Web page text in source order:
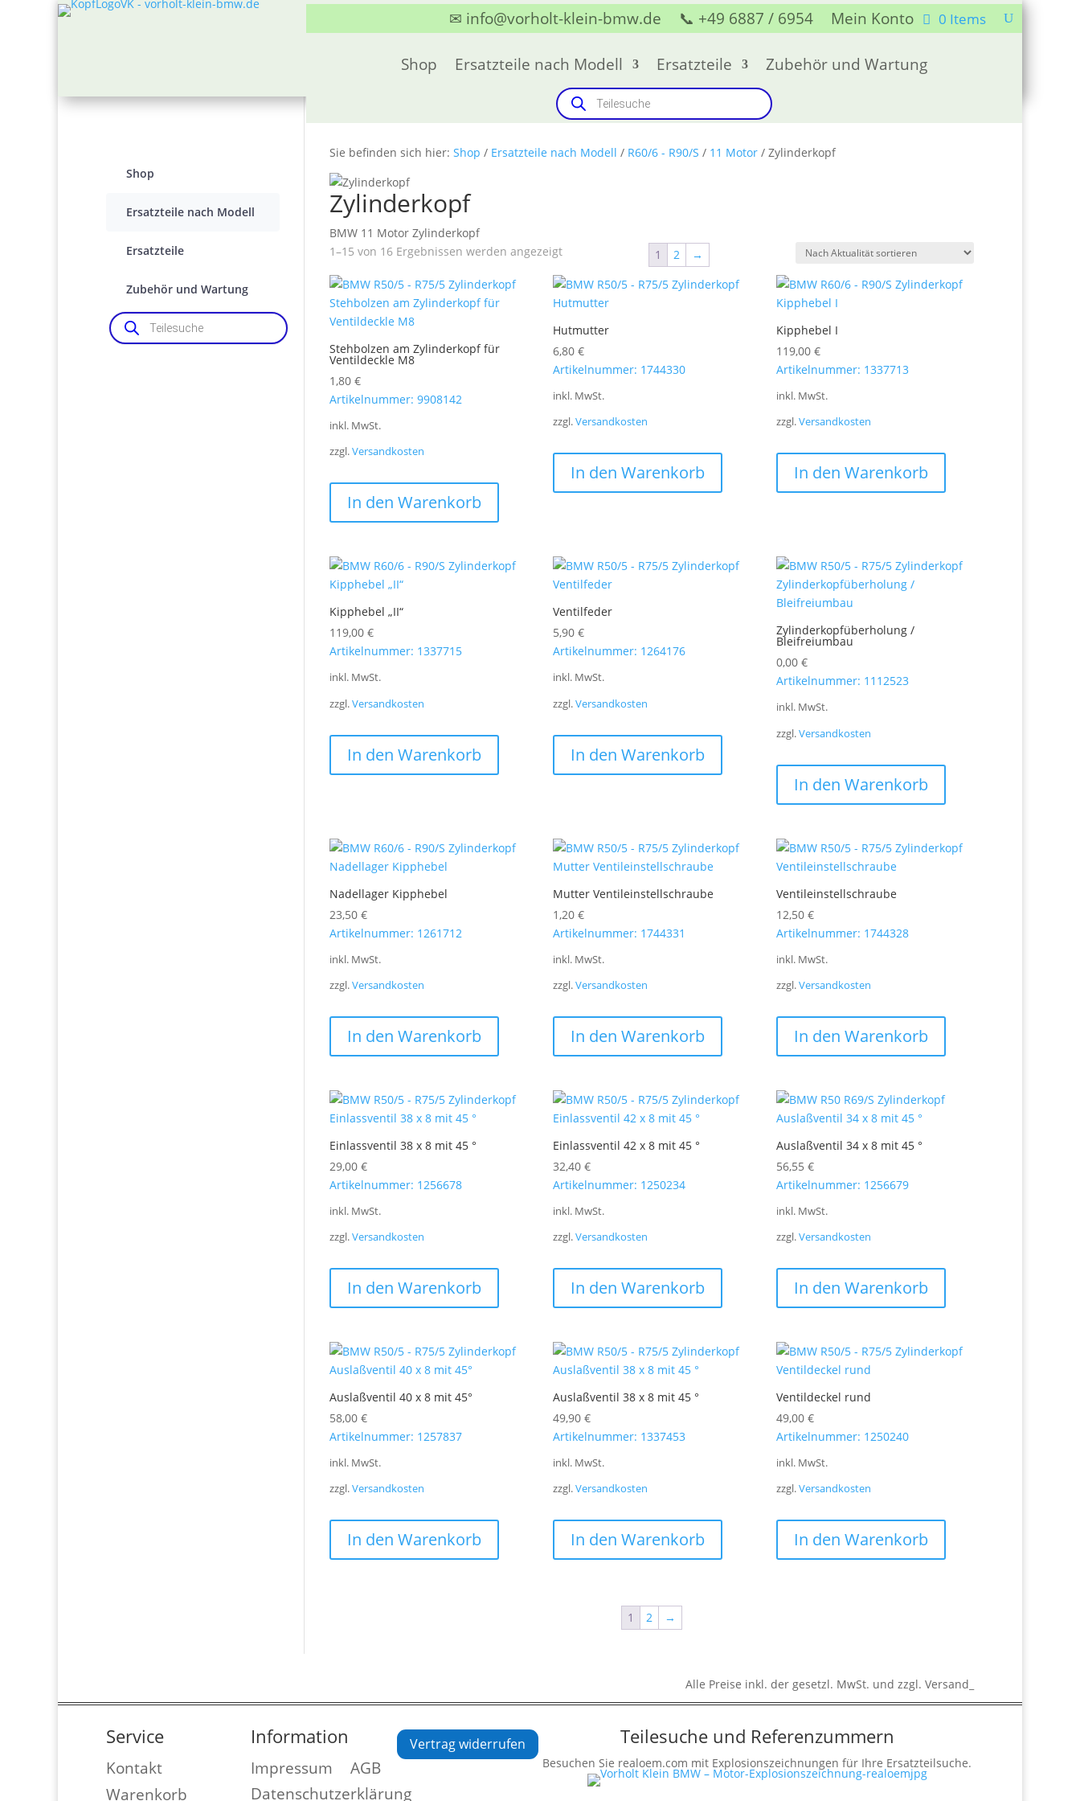
✉ info@vorholt-klein-bmw.de 📞 +49 6887 / 6954 Mein Konto 0 Items
Shop Ersatzteile nach Modell Ersatzteile Zubehör und Wartung
Products
search
Sie befinden sich hier:Shop / Ersatzteile nach Modell / R60/6 - R90/S / 11 Motor / Zylinderkopf
Zylinderkopf
BMW 11 Motor Zylinderkopf
1–15 von 16 Ergebnissen werden angezeigtNach
sortiert
1 2 →
Stehbolzen am Zylinderkopf für
Ventildeckle M8
1,80€
Artikelnummer: 9908142
inkl. MwSt.
zzgl.Versandkosten
In den Warenkorb
Hutmutter
6,80€
Artikelnummer: 1744330
inkl. MwSt.
zzgl.Versandkosten
In den Warenkorb
Kipphebel I
119,00€
Artikelnummer: 1337713
inkl. MwSt.
zzgl.Versandkosten
In den Warenkorb
Kipphebel „II“
119,00€
Artikelnummer: 1337715
inkl. MwSt.
zzgl.Versandkosten
In den Warenkorb
Ventilfeder
5,90€
Artikelnummer: 1264176
inkl. MwSt.
zzgl.Versandkosten
In den Warenkorb
Zylinderkopfüberholung /
Bleifreiumbau
0,00€
Artikelnummer: 1112523
inkl. MwSt.
zzgl.Versandkosten
In den Warenkorb
Nadellager Kipphebel
23,50€
Artikelnummer: 1261712
inkl. MwSt.
zzgl.Versandkosten
In den Warenkorb
Mutter Ventileinstellschraube
1,20€
Artikelnummer: 1744331
inkl. MwSt.
zzgl.Versandkosten
In den Warenkorb
Ventileinstellschraube
12,50€
Artikelnummer: 1744328
inkl. MwSt.
zzgl.Versandkosten
In den Warenkorb
Einlassventil 38 x 8 mit 45 °
29,00€
Artikelnummer: 1256678
inkl. MwSt.
zzgl.Versandkosten
In den Warenkorb
Einlassventil 42 x 8 mit 45 °
32,40€
Artikelnummer: 1250234
inkl. MwSt.
zzgl.Versandkosten
In den Warenkorb
Auslaßventil 34 x 8 mit 45 °
56,55€
Artikelnummer: 1256679
inkl. MwSt.
zzgl.Versandkosten
In den Warenkorb
Auslaßventil 40 x 8 mit 45°
58,00€
Artikelnummer: 1257837
inkl. MwSt.
zzgl.Versandkosten
In den Warenkorb
Auslaßventil 38 x 8 mit 45 °
49,90€
Artikelnummer: 1337453
inkl. MwSt.
zzgl.Versandkosten
In den Warenkorb
Ventildeckel rund
49,00€
Artikelnummer: 1250240
inkl. MwSt.
zzgl.Versandkosten
In den Warenkorb
1 2 →
Shop
Ersatzteile nach Modell
Ersatzteile
Zubehör und Wartung
Products
search
Alle Preise inkl. der gesetzl. MwSt. und zzgl. Versand_
Service
Kontakt
Warenkorb
Information
Impressum
AGB
Datenschutzerklärung
Vertrag widerrufen Teilesuche und Referenzummern
Besuchen Sie realoem.com mit Explosionszeichnungen für Ihre Ersatzteilsuche.